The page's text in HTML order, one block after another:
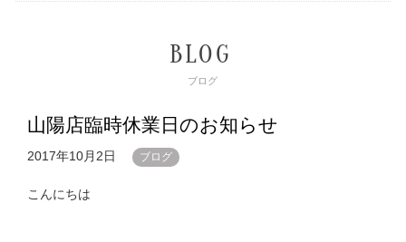
BLOG
ブログ
山陽店臨時休業日のお知らせ
2017年10月2日 ブログ
こんにちは